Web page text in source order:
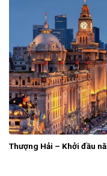
Thượng Hải – Khởi đầu